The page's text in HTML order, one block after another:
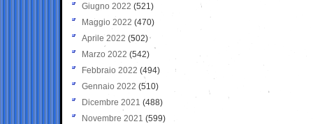
Giugno 2022 (521)
Maggio 2022 (470)
Aprile 2022 (502)
Marzo 2022 (542)
Febbraio 2022 (494)
Gennaio 2022 (510)
Dicembre 2021 (488)
Novembre 2021 (599)